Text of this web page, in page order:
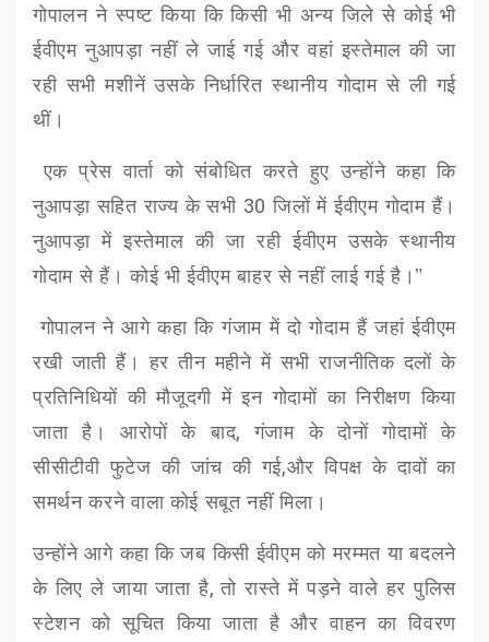
गोपालन ने स्पष्ट किया कि किसी भी अन्य जिले से कोई भी
ईवीएम नुआपड़ा नहीं ले जाई गई और वहां इस्तेमाल की जा
रही सभी मशीनें उसके निर्धारित स्थानीय गोदाम से ली गई
थीं।
एक प्रेस वार्ता को संबोधित करते हुए उन्होंने कहा कि
नुआपड़ा सहित राज्य के सभी 30 जिलों में ईवीएम गोदाम हैं।
नुआपड़ा में इस्तेमाल की जा रही ईवीएम उसके स्थानीय
गोदाम से हैं। कोई भी ईवीएम बाहर से नहीं लाई गई है।"
गोपालन ने आगे कहा कि गंजाम में दो गोदाम हैं जहां ईवीएम
रखी जाती हैं। हर तीन महीने में सभी राजनीतिक दलों के
प्रतिनिधियों की मौजूदगी में इन गोदामों का निरीक्षण किया
जाता है। आरोपों के बाद,गंजाम के दोनों गोदामों के
सीसीटीवी फुटेज की जांच की गई,और विपक्ष के दावों का
समर्थन करने वाला कोई सबूत नहीं मिला।
उन्होंने आगे कहा कि जब किसी ईवीएम को मरम्मत या बदलने
के लिए ले जाया जाता है,तो रास्ते में पड़ने वाले हर पुलिस
स्टेशन को सूचित किया जाता है और वाहन का विवरण